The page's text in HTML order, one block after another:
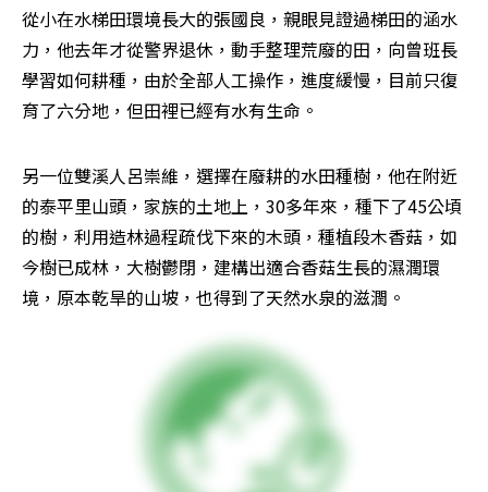
從小在水梯田環境長大的張國良，親眼見證過梯田的涵水
力，他去年才從警界退休，動手整理荒廢的田，向曾班長
學習如何耕種，由於全部人工操作，進度緩慢，目前只復
育了六分地，但田裡已經有水有生命。
另一位雙溪人呂崇維，選擇在廢耕的水田種樹，他在附近
的泰平里山頭，家族的土地上，30多年來，種下了45公頃
的樹，利用造林過程疏伐下來的木頭，種植段木香菇，如
今樹已成林，大樹鬱閉，建構出適合香菇生長的濕潤環
境，原本乾旱的山坡，也得到了天然水泉的滋潤。